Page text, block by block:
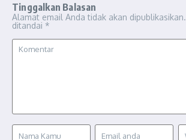
Tinggalkan Balasan
Alamat email Anda tidak akan dipublikasikan.
ditandai *